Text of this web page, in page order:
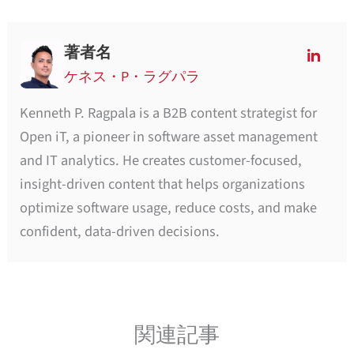
著者名
ケネス・P・ラグパラ
Kenneth P. Ragpala is a B2B content strategist for
Open iT, a pioneer in software asset management
and IT analytics. He creates customer-focused,
insight-driven content that helps organizations
optimize software usage, reduce costs, and make
confident, data-driven decisions.
関連記事